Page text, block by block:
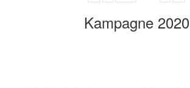
Kampagne 2020